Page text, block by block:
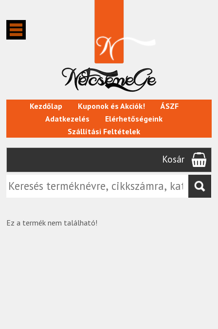
Kezdőlap Kuponok és Akciók!
ÁSZF
Adatkezelés
Elérhetőségeink
Szállítási Feltételek
Kosár
Ez a termék nem található!